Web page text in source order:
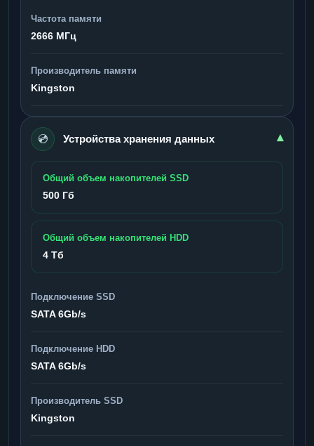
Частота памяти
2666 МГц
Производитель памяти
Kingston
💿 Устройства хранения данных ▾
Общий объем накопителей SSD
500 Гб
Общий объем накопителей HDD
4 Тб
Подключение SSD
SATA 6Gb/s
Подключение HDD
SATA 6Gb/s
Производитель SSD
Kingston